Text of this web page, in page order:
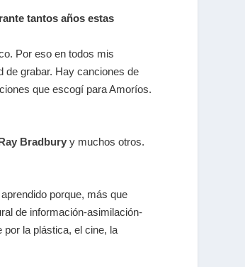
tantos años estas
Por eso en todos mis
de grabar. Hay canciones de
que escogí para Amoríos.
Ray Bradbury y muchos otros.
porque, más que
de información-asimilación-
por la plástica, el cine, la